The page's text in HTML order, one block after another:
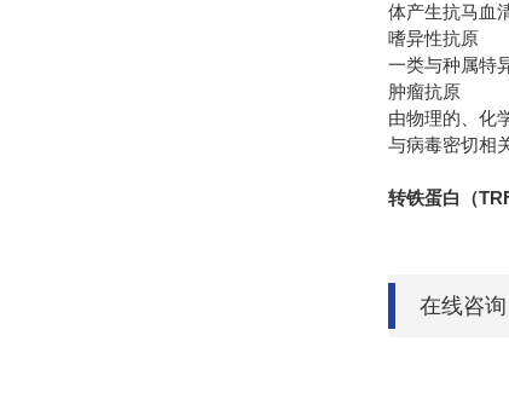
体产生抗马血
嗜异性抗原
一类与种属特
肿瘤抗原
由物理的、化
与病毒密切相
转铁蛋白（
在线咨询